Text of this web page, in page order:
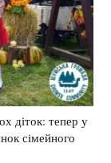
діток: тепер у
сімейного